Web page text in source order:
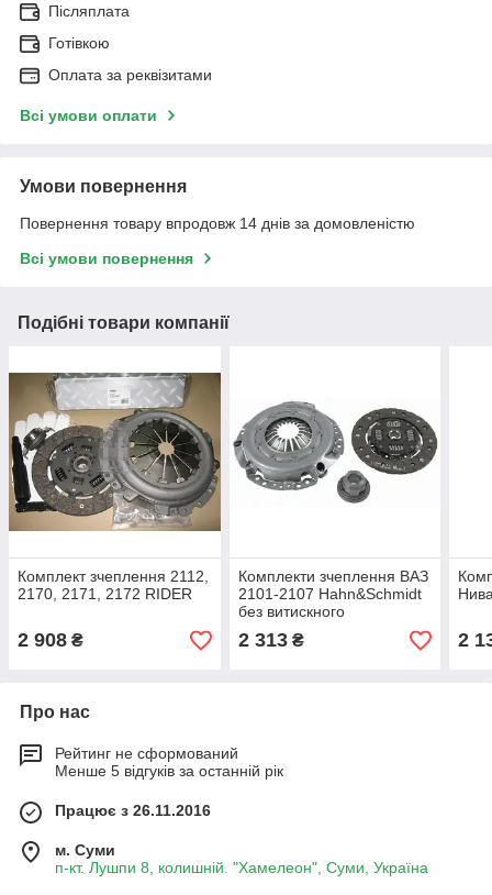
Післяплата
Готівкою
Оплата за реквізитами
Всі умови оплати
Умови повернення
Повернення товару впродовж 14 днів за домовленістю
Всі умови повернення
Подібні товари компанії
Комплект зчеплення 2112,
2170, 2171, 2172 RIDER
2 908 ₴
Комплекти зчеплення ВАЗ
2101-2107 Hahn&Schmidt
без витискного
підшипника
2 313₴ 2
Про нас
Рейтинг не сформований
Менше 5 відгуків за останній рік
Працює з 26.11.2016
м. Суми
п-кт. Лушпи 8, колишній. "Хамелеон", Суми, Україна